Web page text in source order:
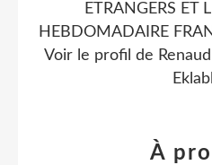
ETRANGERS ET
HEBDOMADAIRE
Voir le profil de
À